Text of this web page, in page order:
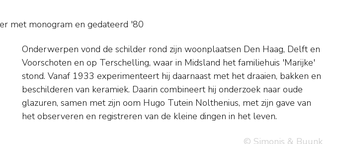
met monogram en gedateerd '80
het observeren en registreren van de kleine dingen in het leven.
© Simonis & Buunk